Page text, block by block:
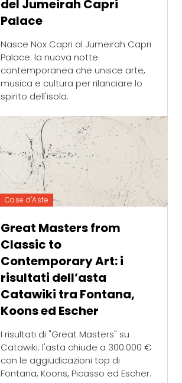
del Jumeirah Capri
Palace
Nasce Nox Capri al Jumeirah Capri
Palace: la nuova notte
contemporanea che unisce arte,
musica e cultura per rilanciare lo
spirito dell'isola.
Case d'Aste
Great Masters from
Classic to
Contemporary Art: i
risultati dell’asta
Catawiki tra Fontana,
Koons ed Escher
I risultati di "Great Masters" su
Catawiki: l'asta chiude a 300.000 €
con le aggiudicazioni top di
Fontana, Koons, Picasso ed Escher.